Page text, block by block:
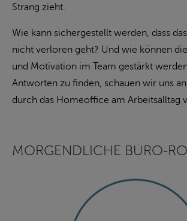
Strang zieht.
Wie kann sichergestellt werden, dass
nicht verloren geht? Und wie können
und Motivation im Team gestärkt
Antworten zu finden, schauen wir uns
durch das Homeoffice am Arbeitsalltag
MORGENDLICHE BÜRO-